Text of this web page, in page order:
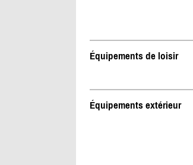
Équipements de loisir
Équipements extérieur